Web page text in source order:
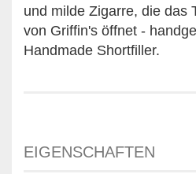
und milde Zigarre, die das
von Griffin's öffnet -
Handmade Shortfiller.
EIGENSCHAFTEN